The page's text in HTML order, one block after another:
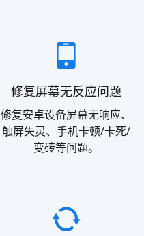
修复屏幕无反应问题
修复安卓设备屏幕无响应、
触屏失灵、手机卡顿/卡死/
变砖等问题。